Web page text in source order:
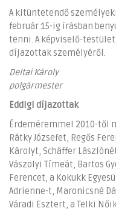
A kitüntetendő
február 15-ig írásban
tenni. A képviselő-
díjazottak személyéről.
Deltai Károly
polgármester
Eddigi díjazottak
Érdeméremmel 2010-től
Rátky Józsefet, Regős
Károlyt, Schäffer
Vászolyi Tímeát, Bartos
Ferencet, a Kokukk
Adrienne-t, Maronicsné
Váradi Esztert, a Telki